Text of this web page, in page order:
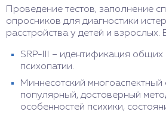
Проведение тестов, заполнение
опросников для диагностики
расстройства у детей и взрослых.
SRP-III – идентификация общих
психопатии.
Миннесотский
популярный, достоверный
особенностей психики,